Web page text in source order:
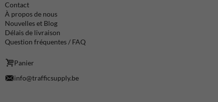
Contact
À propos de nous
Nouvelles et Blog
Délais de livraison
Question fréquentes / FAQ
Panier
info@trafficsupply.be